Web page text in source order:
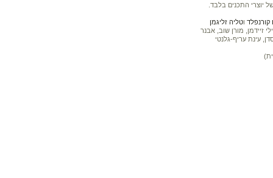
יוצרי התכנים בלבד.
וטליה זליגמן
זיידמן, מורן שוב, אבנר
עינת עריף-גלנטי